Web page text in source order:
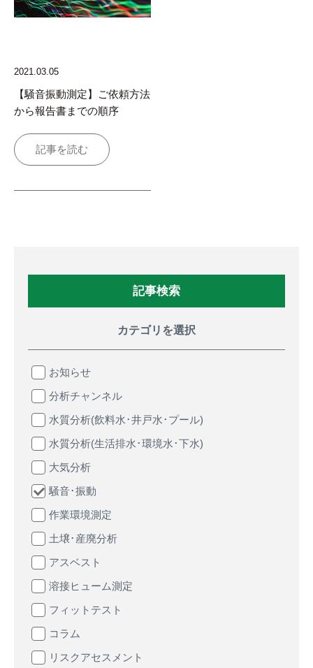
2021.03.05
【騒音振動測定】ご依頼方法
から報告書までの順序
記事を読む
記事検索
カテゴリを選択
お知らせ
分析チャンネル
水質分析(飲料水･井戸水･プール)
水質分析(生活排水･環境水･下水)
大気分析
騒音･振動
作業環境測定
土壌･産廃分析
アスベスト
溶接ヒューム測定
フィットテスト
コラム
リスクアセスメント